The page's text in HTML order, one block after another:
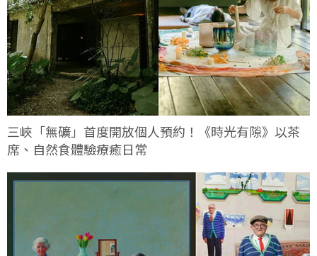
三峽「無礦」首度開放個人預約！《時光有隙》以茶
席、自然食體驗療癒日常